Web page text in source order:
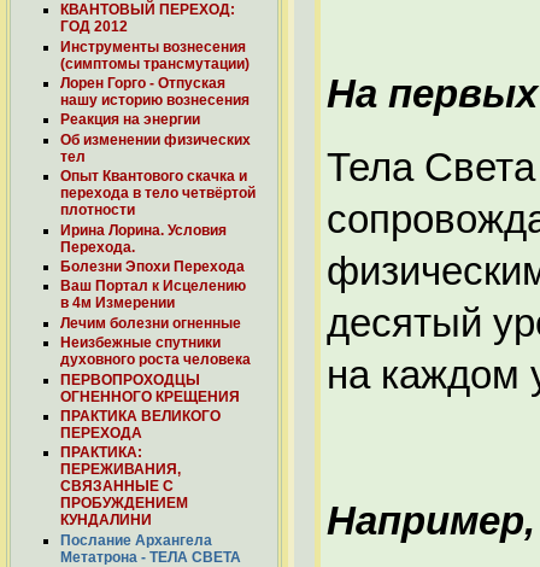
КВАНТОВЫЙ ПЕРЕХОД:
ГОД 2012
Инструменты вознесения
(симптомы трансмутации)
Лорен Горго - Отпуская
нашу историю вознесения
Реакция на энергии
Об изменении физических
тел
Опыт Квантового скачка и
перехода в тело четвёртой
плотности
Ирина Лорина. Условия
Перехода.
Болезни Эпохи Перехода
Ваш Портал к Исцелению
в 4м Измерении
Лечим болезни огненные
Неизбежные спутники
духовного роста человека
ПЕРВОПРОХОДЦЫ
ОГНЕННОГО КРЕЩЕНИЯ
ПРАКТИКА ВЕЛИКОГО
ПЕРЕХОДА
ПРАКТИКА:
ПЕРЕЖИВАНИЯ,
СВЯЗАННЫЕ С
ПРОБУЖДЕНИЕМ
КУНДАЛИНИ
Послание Архангела
Метатрона - ТЕЛА СВЕТА
На
Тела
десятый
на каждом